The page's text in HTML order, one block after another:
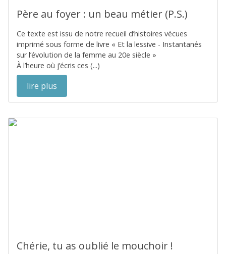
Père au foyer : un beau métier (P.S.)
Ce texte est issu de notre recueil d’histoires vécues
imprimé sous forme de livre « Et la lessive - Instantanés
sur l’évolution de la femme au 20e siècle »
À l’heure où j’écris ces (...)
lire plus
Chérie, tu as oublié le mouchoir !